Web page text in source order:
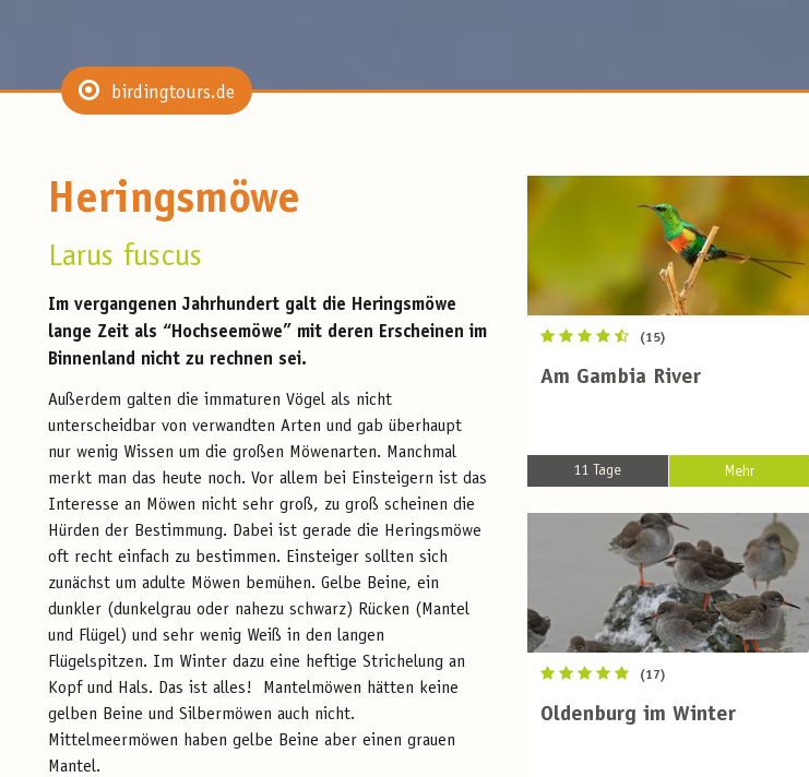
birdingtours.de
Heringsmöwe
Larus fuscus
Im vergangenen Jahrhundert galt die Heringsmöwe
lange Zeit als “Hochseemöwe” mit deren Erscheinen im
Binnenland nicht zu rechnen sei.
Außerdem galten die immaturen Vögel als nicht
unterscheidbar von verwandten Arten und gab überhaupt
nur wenig Wissen um die großen Möwenarten. Manchmal
merkt man das heute noch. Vor allem bei Einsteigern ist das
Interesse an Möwen nicht sehr groß, zu groß scheinen die
Hürden der Bestimmung. Dabei ist gerade die Heringsmöwe
oft recht einfach zu bestimmen. Einsteiger sollten sich
zunächst um adulte Möwen bemühen. Gelbe Beine, ein
dunkler (dunkelgrau oder nahezu schwarz) Rücken (Mantel
und Flügel) und sehr wenig Weiß in den langen
Flügelspitzen. Im Winter dazu eine heftige Strichelung an
Kopf und Hals. Das ist alles! Mantelmöwen hätten keine
gelben Beine und Silbermöwen auch nicht.
Mittelmeermöwen haben gelbe Beine aber einen grauen
Mantel.
(15)
Am Gambia River
11 Tage Mehr
(17)
Oldenburg im Winter